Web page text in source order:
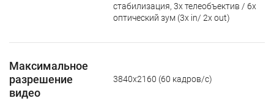
стабилизация, 3x телеобъектив / 6х
оптический зум (3х in/ 2x out)
Максимальное
разрешение
видео
3840x2160 (60 кадров/с)